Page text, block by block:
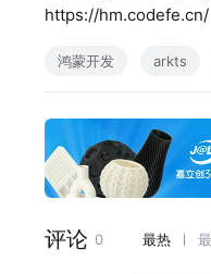
https://hm.codefe.cn/
鸿蒙开发 arkts